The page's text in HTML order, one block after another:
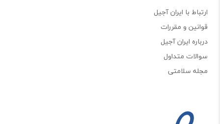
ارتباط با ایران آجیل
قوانین و مقررات
درباره ایران آجیل
سوالات متداول
مجله سلامتی